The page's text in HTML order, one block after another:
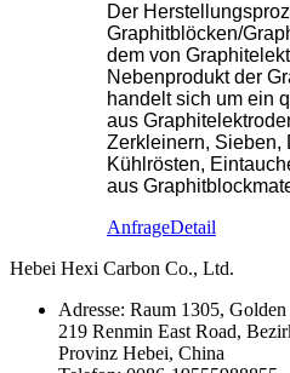
Der
Graphitblöcken/
dem von
Nebenprodukt der
handelt sich um ein
aus
Zerkleinern, Sieben,
Kühlrösten,
aus
AnfrageDetail
Hebei Hexi Carbon Co., Ltd.
Adresse: Raum 1305,
219 Renmin East Road,
Provinz Hebei, China